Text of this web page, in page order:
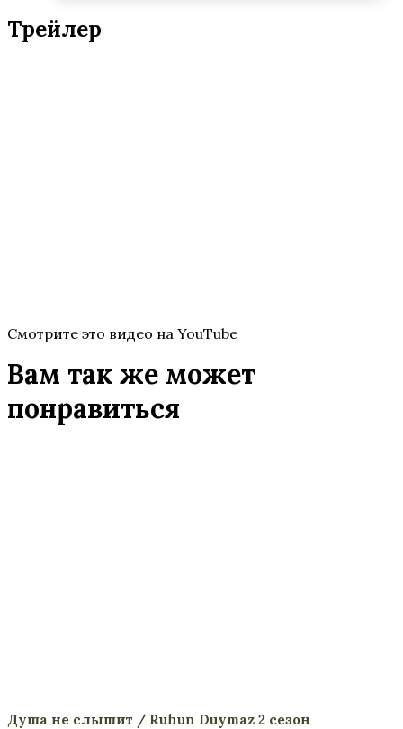
Трейлер
Смотрите это видео на YouTube
Вам так же может
понравиться
Душа не слышит / Ruhun Duymaz 2 сезон